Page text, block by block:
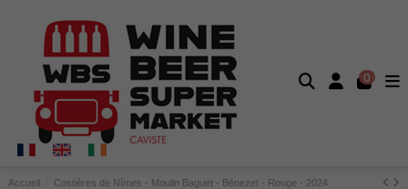
0
Accueil Costières de Nîmes - Moulin Baguet - Bénezet - Rouge - 2024